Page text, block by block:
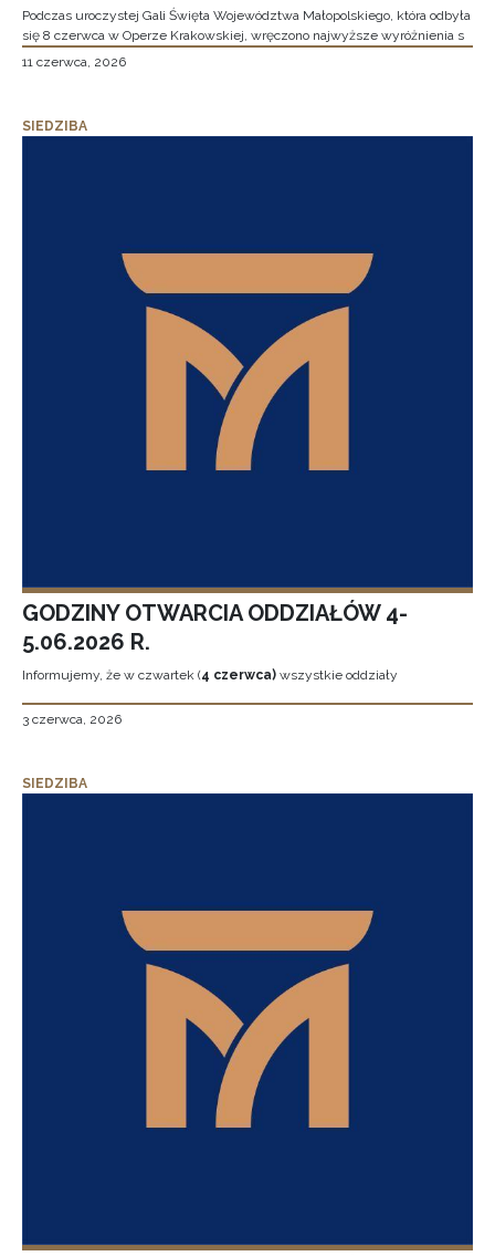
Podczas uroczystej Gali Święta Województwa Małopolskiego, która odbyła
się 8 czerwca w Operze Krakowskiej, wręczono najwyższe wyróżnienia s
11 czerwca, 2026
SIEDZIBA
GODZINY OTWARCIA ODDZIAŁÓW 4-
5.06.2026 R.
Informujemy, że w czwartek (4 czerwca) wszystkie oddziały
3 czerwca, 2026
SIEDZIBA